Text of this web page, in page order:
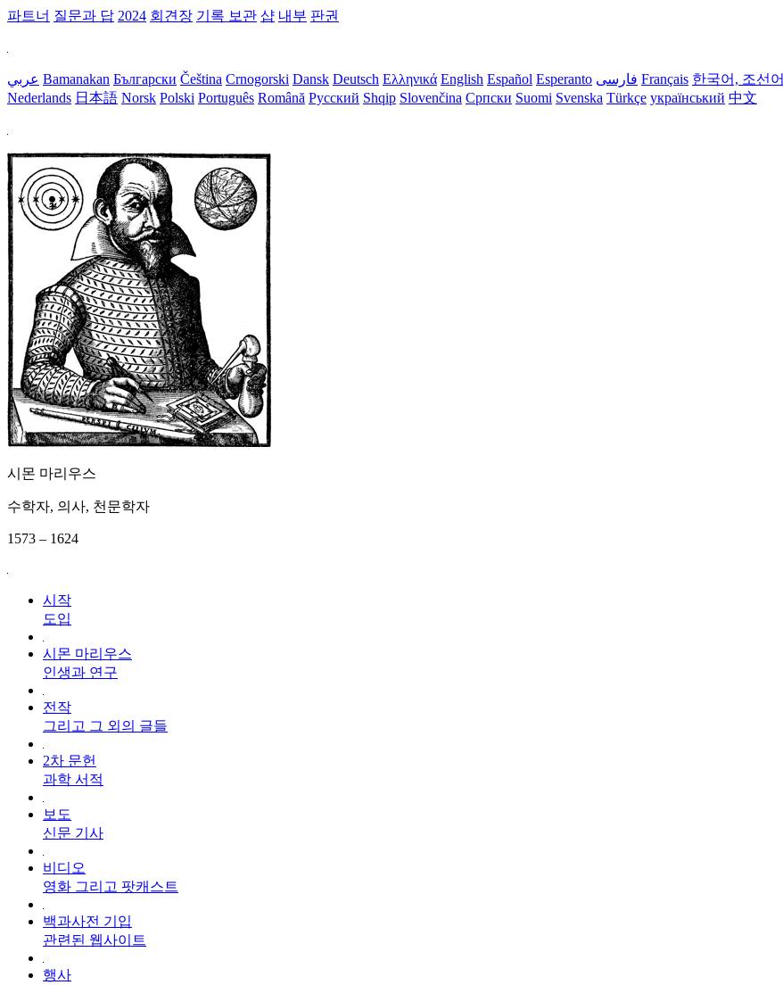
파트너 질문과 답 2024 회견장 기록 보관 샵 내부 판권
عربي Bamanakan Български Čeština Crnogorski Dansk Deutsch Ελληνικά English Español Esperanto فارسی Français 한국어, 조선어
Nederlands 日本語 Norsk Polski Português Română Русский Shqip Slovenčina Српски Suomi Svenska Türkçe український 中文
시몬 마리우스
수학자, 의사, 천문학자
1573 – 1624
시작
도입
시몬 마리우스
인생과 연구
전작
그리고 그 외의 글들
2차 문헌
과학 서적
보도
신문 기사
비디오
영화 그리고 팟캐스트
백과사전 기입
관련된 웹사이트
행사